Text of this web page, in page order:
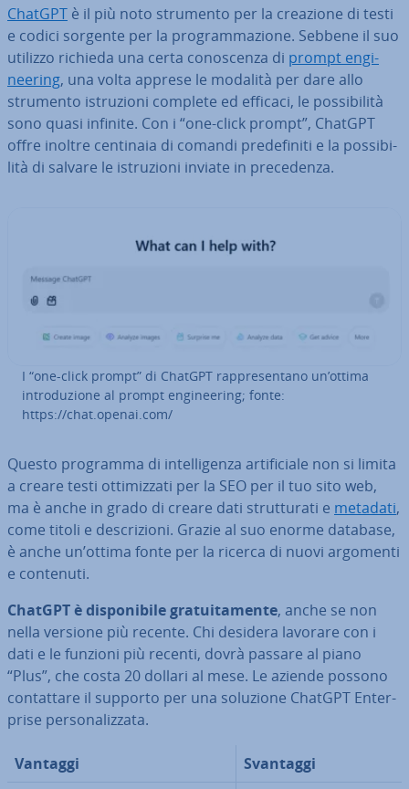
ChatGPT è il più noto strumento per la creazione di testi
e codici sorgente per la pro­gram­ma­zio­ne. Sebbene il suo
utilizzo richieda una certa co­no­scen­za di prompt en­gi­
nee­ring, una volta apprese le modalità per dare allo
strumento istru­zio­ni complete ed efficaci, le pos­si­bi­li­tà
sono quasi infinite. Con i “one-click prompt”, ChatGPT
offre inoltre centinaia di comandi pre­de­fi­ni­ti e la pos­si­bi­
li­tà di salvare le istru­zio­ni inviate in pre­ce­den­za.
I “one-click prompt” di ChatGPT rap­pre­sen­ta­no un’ottima
in­tro­du­zio­ne al prompt en­gi­nee­ring; fonte:
https://chat.openai.com/
Questo programma di in­tel­li­gen­za ar­ti­fi­cia­le non si limita
a creare testi ot­ti­miz­za­ti per la SEO per il tuo sito web,
ma è anche in grado di creare dati strut­tu­ra­ti e metadati,
come titoli e de­scri­zio­ni. Grazie al suo enorme database,
è anche un’ottima fonte per la ricerca di nuovi argomenti
e contenuti.
ChatGPT è di­spo­ni­bi­le gra­tui­ta­men­te, anche se non
nella versione più recente. Chi desidera lavorare con i
dati e le funzioni più recenti, dovrà passare al piano
“Plus”, che costa 20 dollari al mese. Le aziende possono
con­tat­ta­re il supporto per una soluzione ChatGPT En­ter­
pri­se per­so­na­liz­za­ta.
Vantaggi
Svantaggi